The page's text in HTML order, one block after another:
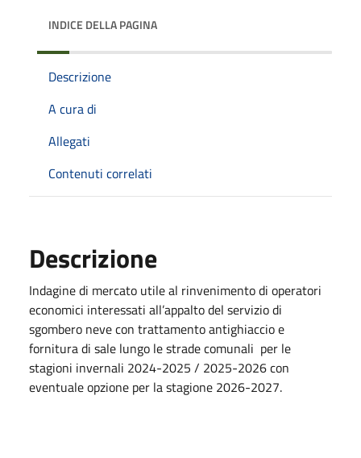
INDICE DELLA PAGINA
Descrizione
A cura di
Allegati
Contenuti correlati
Descrizione
Indagine di mercato utile al rinvenimento di operatori
economici interessati all’appalto del servizio di
sgombero neve con trattamento antighiaccio e
fornitura di sale lungo le strade comunali per le
stagioni invernali 2024-2025 / 2025-2026 con
eventuale opzione per la stagione 2026-2027.